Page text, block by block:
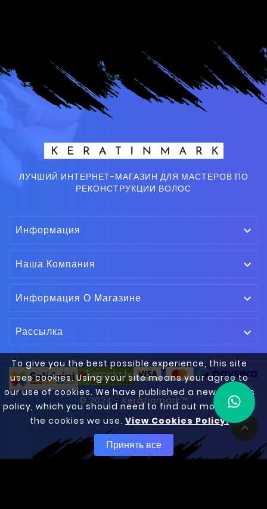
To give you the best possible experience, this site
uses cookies. Using your site means your agree to
our use of cookies. We have published a new cookies
policy, which you should need to find out more about
the cookies we use. View Cookies Policy.
Принять все
ЛУЧШИЙ ИНТЕРНЕТ-МАГАЗИН ДЛЯ МАСТЕРОВ ПО
РЕКОНСТРУКЦИИ ВОЛОС
Информация 
Наша Компания 
Информация О Магазине 
Рассылка 

© 2024 - Keratinmark™